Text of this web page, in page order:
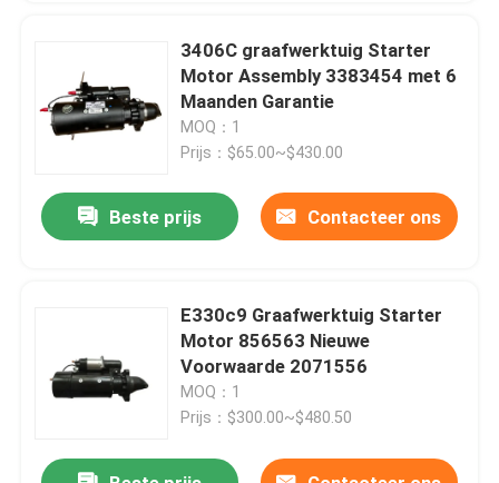
3406C graafwerktuig Starter
Motor Assembly 3383454 met 6
Maanden Garantie
MOQ：1
Prijs：$65.00~$430.00
Beste prijs Contacteer ons
E330c9 Graafwerktuig Starter
Motor 856563 Nieuwe
Voorwaarde 2071556
MOQ：1
Prijs：$300.00~$480.50